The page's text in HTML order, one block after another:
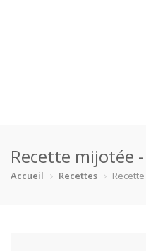
Catégories
Recette mijotée
Accueil Recettes